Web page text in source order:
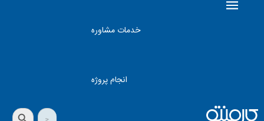
خدمات مشاوره
انجام پروژه
جستجو
دکمه جستجو